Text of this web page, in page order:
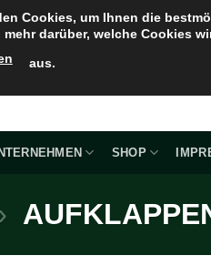
SHOP
Cookies, um Ihnen die
mehr darüber, welche Cookies
aus.